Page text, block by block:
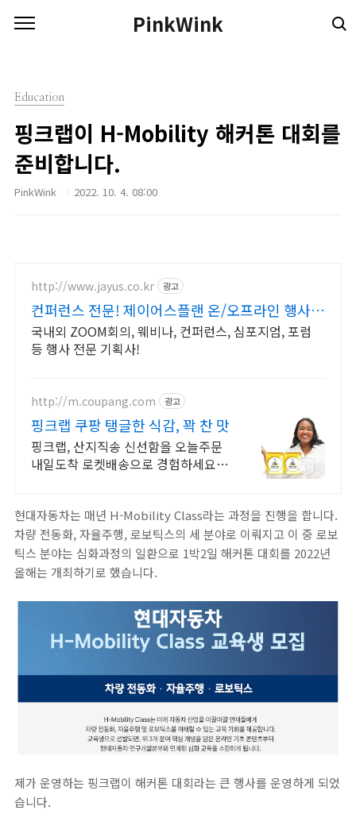
PinkWink
Education
핑크랩이 H-Mobility 해커톤 대회를
준비합니다.
PinkWink 2022. 10. 4. 08:00
http://www.jayus.co.kr 광고
컨퍼런스 전문! 제이어스플랜 온/오프라인 행사기
획 대행!
국내외 ZOOM회의, 웨비나, 컨퍼런스, 심포지엄, 포럼
등 행사 전문 기획사!
http://m.coupang.com 광고
핑크랩 쿠팡 탱글한 식감, 꽉 찬 맛
핑크랩, 산지직송 신선함을 오늘주문
내일도착 로켓배송으로 경험하세요.
현대자동차는 매년 H-Mobility Class라는 과정을 진행을 합니다.
차량 전동화, 자율주행, 로보틱스의 세 분야로 이뤄지고 이 중 로보
틱스 분야는 심화과정의 일환으로 1박2일 해커톤 대회를 2022년
올해는 개최하기로 했습니다.
제가 운영하는 핑크랩이 해커톤 대회라는 큰 행사를 운영하게 되었
습니다.